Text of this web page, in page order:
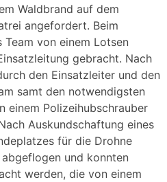
Waldbrand auf dem
angefordert. Beim
Team von einem Lotsen
gebracht. Nach
den Einsatzleiter und den
samt den notwendigsten
einem Polizeihubschrauber
Auskundschaftung eines
für die Drohne
und konnten
werden, die von einem